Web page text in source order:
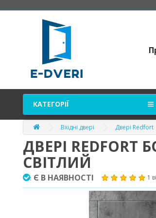
КАТЕГОРІЇ
Вхідні двері Двері Redfort
ДВЕРІ
СВІТЛИЙ
: Є В НАЯВНОСТІ 1